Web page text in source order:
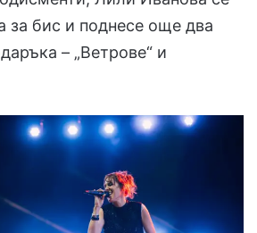
за бис и поднесе още два
– „Ветрове“ и